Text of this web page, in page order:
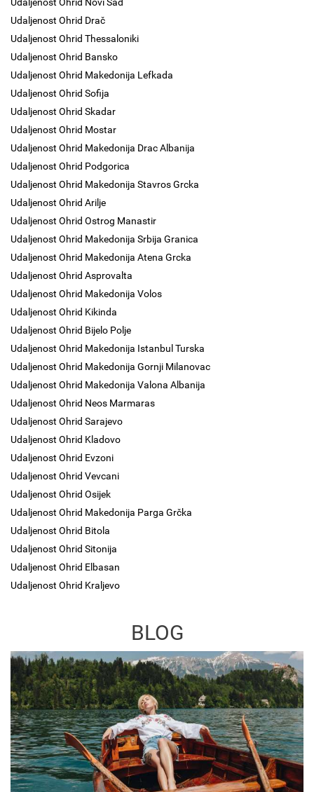
Udaljenost Ohrid Drač
Udaljenost Ohrid Thessaloniki
Udaljenost Ohrid Bansko
Udaljenost Ohrid Makedonija Lefkada
Udaljenost Ohrid Sofija
Udaljenost Ohrid Skadar
Udaljenost Ohrid Mostar
Udaljenost Ohrid Makedonija Drac Albanija
Udaljenost Ohrid Podgorica
Udaljenost Ohrid Makedonija Stavros Grcka
Udaljenost Ohrid Arilje
Udaljenost Ohrid Ostrog Manastir
Udaljenost Ohrid Makedonija Srbija Granica
Udaljenost Ohrid Makedonija Atena Grcka
Udaljenost Ohrid Asprovalta
Udaljenost Ohrid Makedonija Volos
Udaljenost Ohrid Kikinda
Udaljenost Ohrid Bijelo Polje
Udaljenost Ohrid Makedonija Istanbul Turska
Udaljenost Ohrid Makedonija Gornji Milanovac
Udaljenost Ohrid Makedonija Valona Albanija
Udaljenost Ohrid Neos Marmaras
Udaljenost Ohrid Sarajevo
Udaljenost Ohrid Kladovo
Udaljenost Ohrid Evzoni
Udaljenost Ohrid Vevcani
Udaljenost Ohrid Osijek
Udaljenost Ohrid Makedonija Parga Grčka
Udaljenost Ohrid Bitola
Udaljenost Ohrid Sitonija
Udaljenost Ohrid Elbasan
Udaljenost Ohrid Kraljevo
BLOG